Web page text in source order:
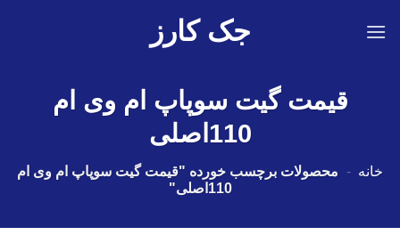
جک کارز
قیمت گیت سوپاپ ام وی ام
110اصلی
خانه -
محصولات برچسب خورده "قیمت گیت سوپاپ ام وی ام
110اصلی"